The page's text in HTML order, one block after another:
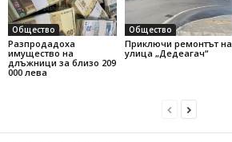
Общество
Разпродадоха
имущество на
длъжници за близо 209
000 лева
Общество
Приключи ремонтът на
улица „Дедеагач“